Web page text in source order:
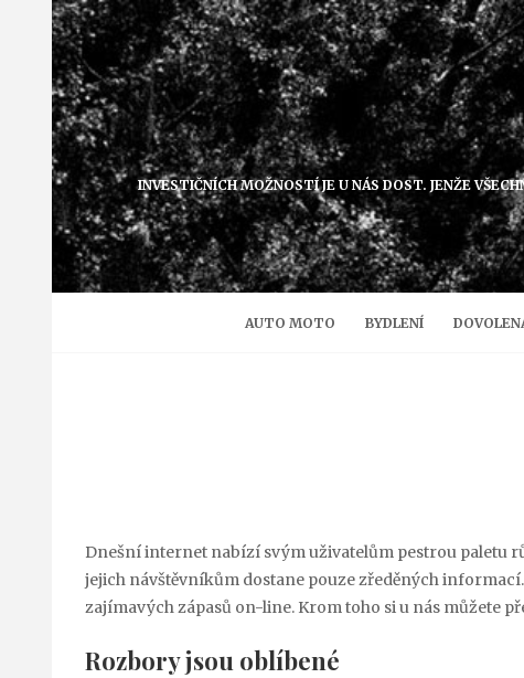
obsahu
INVESTIČNÍCH MOŽNOSTÍ JE U NÁS DOST. JENŽE
AUTO MOTO BYDLENÍ
Dnešní internet nabízí svým uživatelům pestrou paletu
jejich návštěvníkům dostane pouze zředěných
zajímavých zápasů on-line. Krom toho si u nás můžete
Rozbory jsou oblíbené